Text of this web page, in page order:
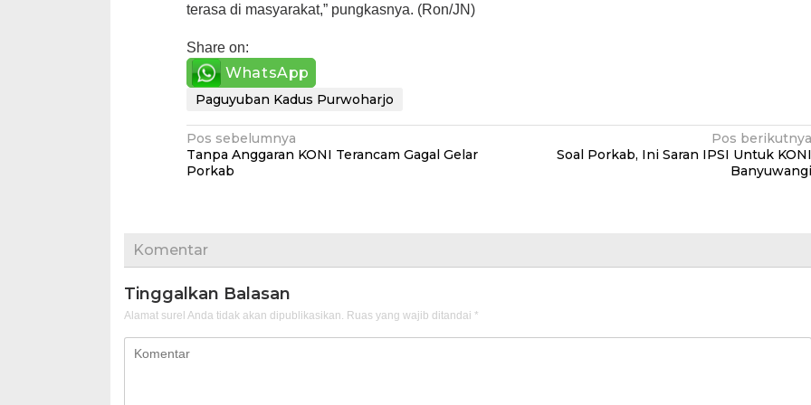
terasa di masyarakat,” pungkasnya. (Ron/JN)
Share on:
WhatsApp
Paguyuban Kadus Purwoharjo
Navigasi
pos
Pos sebelumnya
Tanpa Anggaran KONI Terancam Gagal Gelar
Porkab
Pos berikutnya
Soal Porkab, Ini Saran IPSI Untuk KONI
Banyuwangi
Komentar
Tinggalkan Balasan
Alamat surel Anda tidak akan dipublikasikan. Ruas yang wajib ditandai *